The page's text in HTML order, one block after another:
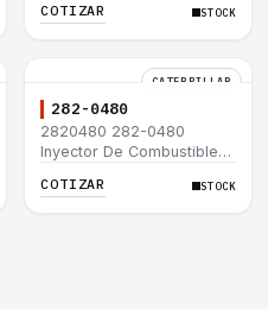
3512B 3516B 3516C 854G
COTIZAR STOCK
CATERPILLAR
282-0480
2820480 282-0480
Inyector De Combustible
953D
COTIZAR STOCK